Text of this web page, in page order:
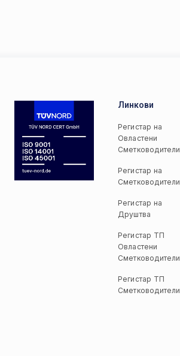
Линкови
Регистар на
Овластени
Сметководители
Регистар на
Сметководители
Регистар на
Друштва
Регистар ТП
Овластени
Сметководители
Регистар ТП
Сметководители